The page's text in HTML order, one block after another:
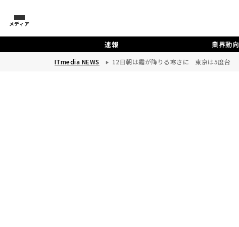
メディア
速報 業界動向
ITmedia NEWS 12日朝は霜が降りる寒さに 東京は5度台